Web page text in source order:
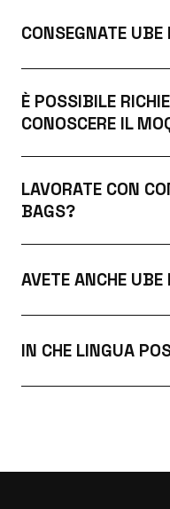
CONSEGNATE
È POSSIBILE
CONOSCERE IL
LAVORATE CON
BAGS?
AVETE ANCHE
IN CHE LINGUA